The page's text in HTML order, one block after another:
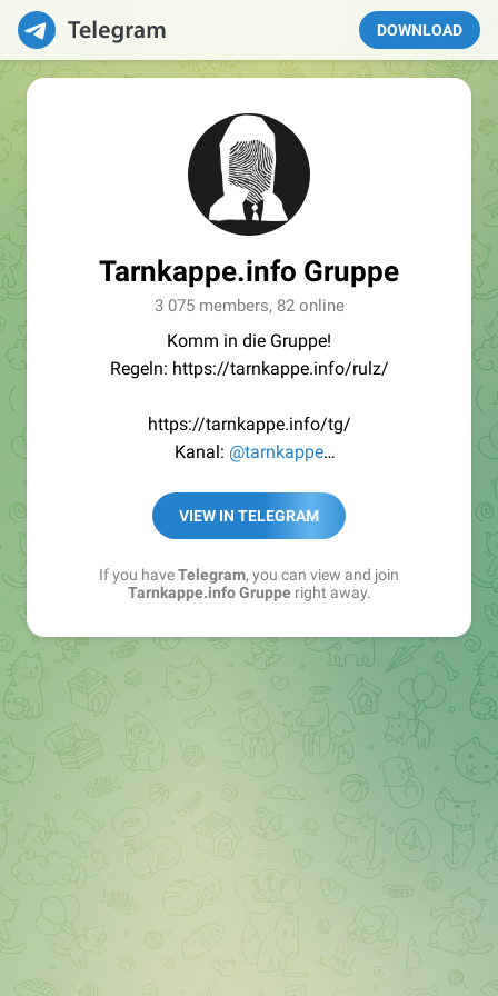
DOWNLOAD
Tarnkappe.info Gruppe
3 075 members, 82 online
Komm in die Gruppe!
Regeln: https://tarnkappe.info/rulz/
https://tarnkappe.info/tg/
Kanal: @tarnkappe
Best of:@bestoftarnkappe
Kochen: https://t.me/+WSW5F1VcmhliMjk6
VIEW IN TELEGRAM
If you haveTelegram, you can view and join
Tarnkappe.info Grupperight away.